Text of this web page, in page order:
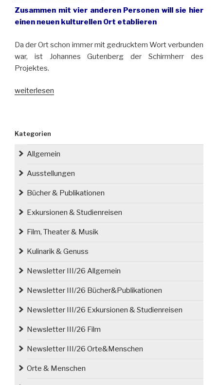
Zusammen mit vier anderen Personen will sie hier
einen neuen kulturellen Ort etablieren
Da der Ort schon immer mit gedrucktem Wort verbunden
war, ist Johannes Gutenberg der Schirmherr des
Projektes.
„Olga
Neurode/
Nowa
die
Rose
aus
19.
weiterlesen
Kategorien
Allgemein
Ausstellungen
Bücher & Publikationen
Exkursionen & Studienreisen
Film, Theater & Musik
Kulinarik & Genuss
Newsletter III/26 Allgemein
Newsletter III/26 Bücher&Publikationen
Newsletter III/26 Exkursionen & Studienreisen
Newsletter III/26 Film
Newsletter III/26 Orte&Menschen
Orte & Menschen